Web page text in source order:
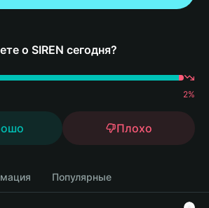
о SIREN сегодня?
2%
Плохо
Популярные